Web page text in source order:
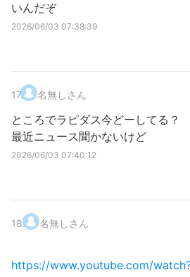
いんだぞ
2026/06/03 07:38:39
17. 名無しさん
ところでラピダス今どーしてる？
最近ニュース聞かないけど
2026/06/03 07:40:12
18. 名無しさん
https://www.youtube.com/